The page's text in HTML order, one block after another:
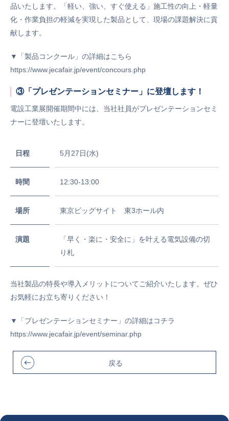
品いたします。「軽い、強い、すぐ使える」施工性の向上・軽量
化・作業負担の軽減を実現した製品として、現場の課題解決に貢
献します。
▼「製品コンクール」の詳細はこちら
https://www.jecafair.jp/event/concours.php
③「プレゼンテーションセミナー」に登壇します！
電設工業展開催期間中には、当社社員がプレゼンテーションセミ
ナーに登壇いたします。
日程 5月27日(水)
時間 12:30-13:00
場所 東京ビッグサイト 東3ホール内
演題
「早く・楽に・安全に」を叶える電気設備の切
り札
当社製品の特長や導入メリットについてご紹介いたします。ぜひ
お気軽にお立ち寄りください！
▼「プレゼンテーションセミナー」の詳細はコチラ
https://www.jecafair.jp/event/seminar.php
戻る